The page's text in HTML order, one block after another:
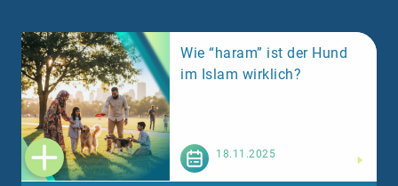
Wie “haram” ist der Hund
im Islam wirklich?
18.11.2025